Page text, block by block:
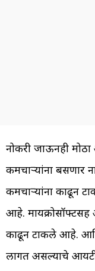
नोकरी जाऊनही
कर्मचाऱ्यांना बसणार
कर्मचाऱ्यांना काढून
आहे. मायक्रोसॉफ्टसह
काढून टाकले आहे.
लागत असल्याचे